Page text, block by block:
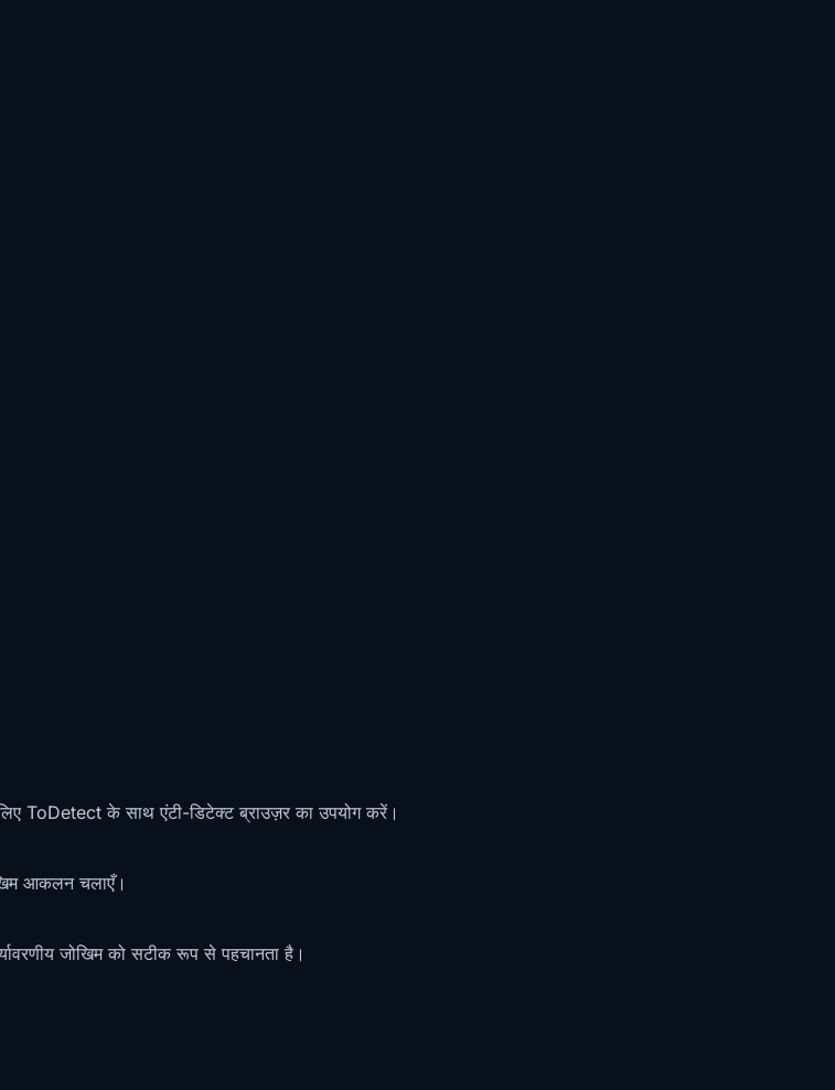
ToDetect के साथ एंटी-डिटेक्ट ब्राउज़र का उपयोग करें।
आकलन चलाएँ।
जोखिम को सटीक रूप से पहचानता है।